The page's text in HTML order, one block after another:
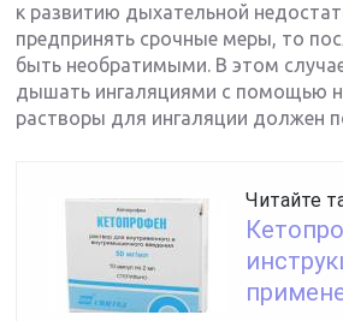
к развитию дыхательной
предпринять срочные меры, то
быть необратимыми. В этом
дышать ингаляциями с помощью
растворы для ингаляции должен
Читайте